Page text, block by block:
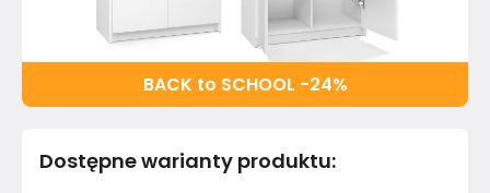
BACK to SCHOOL -24%
Dostępne warianty produktu: